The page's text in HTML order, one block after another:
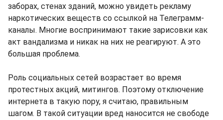
заборах, стенах зданий, можно увидеть рекламу
наркотических веществ со ссылкой на Телеграмм-
каналы. Многие воспринимают такие зарисовки как
акт вандализма и никак на них не реагируют. А это
большая проблема.
Роль социальных сетей возрастает во время
протестных акций, митингов. Поэтому отключение
интернета в такую пору, я считаю, правильным
шагом. В такой ситуации вред наносится не свободе